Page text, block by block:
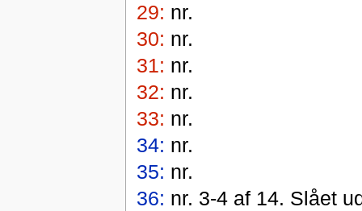
29: nr.
30: nr.
31: nr.
32: nr.
33: nr.
34: nr.
35: nr.
36: nr. 3-4 af 14. Slået